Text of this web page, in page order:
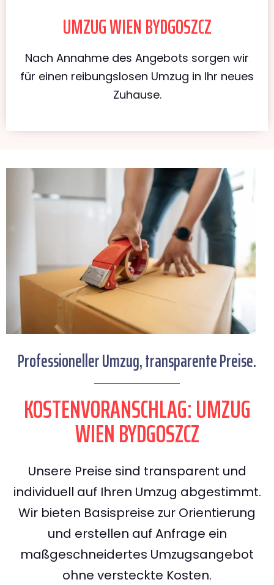
UMZUG WIEN BYDGOSZCZ
Nach Annahme des Angebots sorgen wir
für einen reibungslosen Umzug in Ihr neues
Zuhause.
Professioneller Umzug, transparente Preise.
KOSTENVORANSCHLAG: UMZUG
WIEN BYDGOSZCZ
Unsere Preise sind transparent und
individuell auf Ihren Umzug abgestimmt.
Wir bieten Basispreise zur Orientierung
und erstellen auf Anfrage ein
maßgeschneidertes Umzugsangebot
ohne versteckte Kosten.